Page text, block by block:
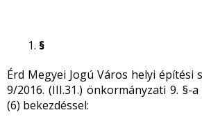
§
Érd Megyei Jogú Város helyi építési
9/2016. (III.31.) önkormányzati 9. §-
(6) bekezdéssel: